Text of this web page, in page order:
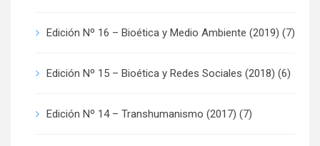
Edición Nº 16 – Bioética y Medio Ambiente (2019) (7)
Edición Nº 15 – Bioética y Redes Sociales (2018) (6)
Edición Nº 14 – Transhumanismo (2017) (7)